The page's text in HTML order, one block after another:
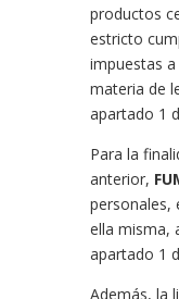
productos
estricto
impuestas a
materia de
apartado 1
Para la
anterior,
personales,
ella misma,
apartado 1
Además, la